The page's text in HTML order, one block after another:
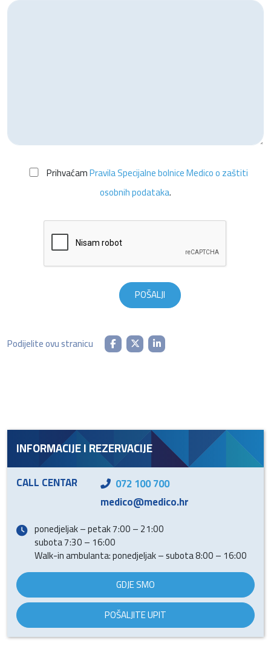
PrihvaćamPravila Specijalne bolnice Medico o zaštiti
osobnih podataka.
Podijelite ovu stranicu
INFORMACIJE I REZERVACIJE
CALL CENTAR
072 100 700
medico@medico.hr
ponedjeljak – petak 7:00 – 21:00
subota 7:30 – 16:00
Walk-in ambulanta: ponedjeljak – subota 8:00 – 16:00
GDJE SMO
POŠALJITE UPIT